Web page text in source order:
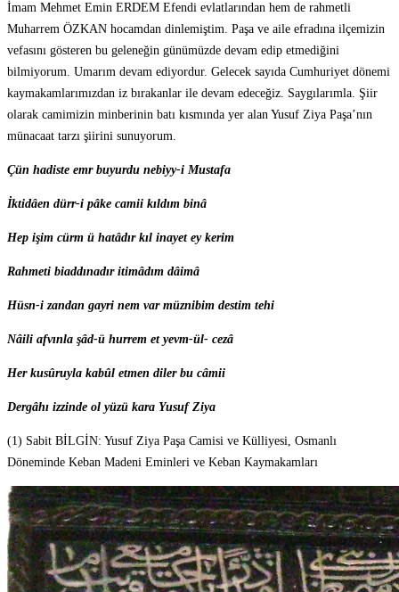
İmam Mehmet Emin ERDEM Efendi evlatlarından hem de rahmetli
Muharrem ÖZKAN hocamdan dinlemiştim. Paşa ve aile efradına ilçemizin
vefasını gösteren bu geleneğin günümüzde devam edip etmediğini
bilmiyorum. Umarım devam ediyordur. Gelecek sayıda Cumhuriyet dönemi
kaymakamlarımızdan iz bırakanlar ile devam edeceğiz. Saygılarımla. Şiir
olarak camimizin minberinin batı kısmında yer alan Yusuf Ziya Paşa’nın
münacaat tarzı şiirini sunuyorum.
Çün hadiste emr buyurdu nebiyy-i Mustafa
İktidâen dürr-i pâke camii kıldım binâ
Hep işim cürm ü hatâdır kıl inayet ey kerim
Rahmeti biaddınadır itimâdım dâimâ
Hüsn-i zandan gayri nem var müznibim destim tehi
Nâili afvınla şâd-ü hurrem et yevm-ül- cezâ
Her kusûruyla kabûl etmen diler bu câmii
Dergâhı izzinde ol yüzü kara Yusuf Ziya
(1) Sabit BİLGİN: Yusuf Ziya Paşa Camisi ve Külliyesi, Osmanlı
Döneminde Keban Madeni Eminleri ve Keban Kaymakamları